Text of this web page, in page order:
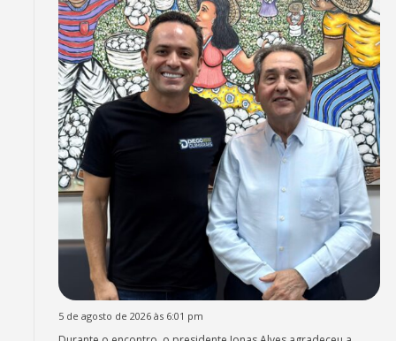
5 de agosto de 2026 às 6:01 pm